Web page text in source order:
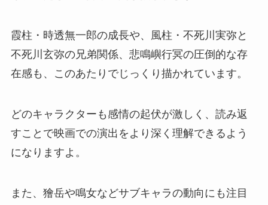
霞柱・時透無一郎の成長や、風柱・不死川実弥と
不死川玄弥の兄弟関係、悲鳴嶼行冥の圧倒的な存
在感も、このあたりでじっくり描かれています。
どのキャラクターも感情の起伏が激しく、読み返
すことで映画での演出をより深く理解できるよう
になりますよ。
また、獪岳や鳴女などサブキャラの動向にも注目